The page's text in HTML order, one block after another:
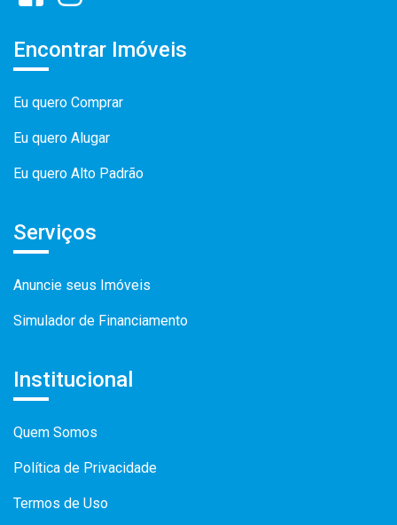
Encontrar Imóveis
Eu quero Comprar
Eu quero Alugar
Eu quero Alto Padrão
Serviços
Anuncie seus Imóveis
Simulador de Financiamento
Institucional
Quem Somos
Política de Privacidade
Termos de Uso